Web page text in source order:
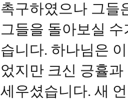
촉구하였으나 그들
그들을 돌아보실
습니다. 하나님은
었지만 크신 긍휼
세우셨습니다. 새